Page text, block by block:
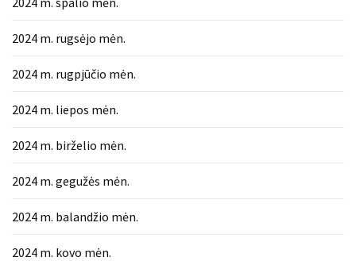
2024 m. rugsėjo mėn.
2024 m. rugpjūčio mėn.
2024 m. liepos mėn.
2024 m. birželio mėn.
2024 m. gegužės mėn.
2024 m. balandžio mėn.
2024 m. kovo mėn.